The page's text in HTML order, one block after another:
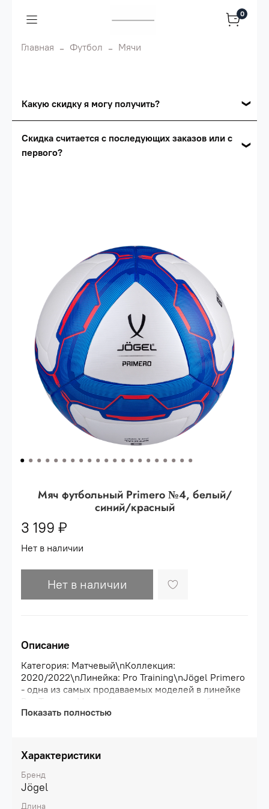
0
Главная Футбол Мячи
Какую скидку я могу получить?
Сумма скидки зависит от стоимости вашего
сумма всех заказов за 6 месяцев -
30.000 рублей.
Опт 3(33%)- сумма всех заказов за 6 месяцев
80.000 рублей
Опт 2 (36%)- сумма всех заказов за 6 месяцев
200.000 рублей.
Опт 1 (38%) -сумма всех заказов за 6 месяцев -
400.000 рублей.
Скидка считается с последующих заказов или с
первого?
Мяч футбольный Primero №4, белый/
синий/красный
3 199 ₽
Нет в наличии
Нет в наличии
Описание
Категория: Матчевый\nКоллекция:
2020/2022\nЛинейка: Pro Training\nJögel Primero
- одна из самых продаваемых моделей в линейке
Pro Training. Мяч вобрал последние разработки в
области создания футбольных мячей. Primero -
класса.\nHYBRID - технология, позволяющая
максимально скрыть швы и добиться абсолютно
сферичной формы;\nОригинальный материал
покрышки мяча со специальной структурой,
Показать полностью
Характеристики
Бренд
Jögel
Длина